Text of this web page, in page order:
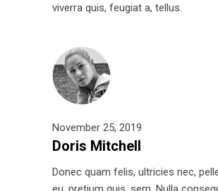
viverra quis, feugiat a, tellus.
November 25, 2019
Doris Mitchell
Donec quam felis, ultricies nec,